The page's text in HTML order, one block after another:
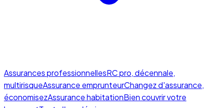
Assurances professionnellesRC pro, décennale,
multirisqueAssurance emprunteurChangez d'assurance,
économisezAssurance habitationBien couvrir votre